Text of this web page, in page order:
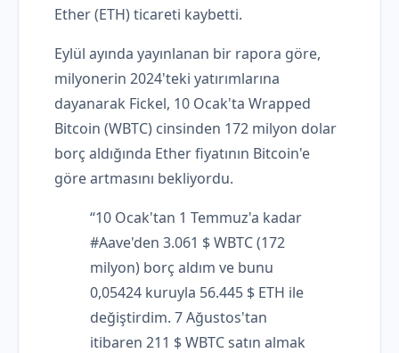
Ether (ETH) ticareti kaybetti.
Eylül ayında yayınlanan bir rapora göre,
milyonerin 2024'teki yatırımlarına
dayanarak Fickel, 10 Ocak'ta Wrapped
Bitcoin (WBTC) cinsinden 172 milyon dolar
borç aldığında Ether fiyatının Bitcoin'e
göre artmasını bekliyordu.
“10 Ocak'tan 1 Temmuz'a kadar
#Aave'den 3.061 $ WBTC (172
milyon) borç aldım ve bunu
0,05424 kuruyla 56.445 $ ETH ile
değiştirdim. 7 Ağustos'tan
itibaren 211 $ WBTC satın almak